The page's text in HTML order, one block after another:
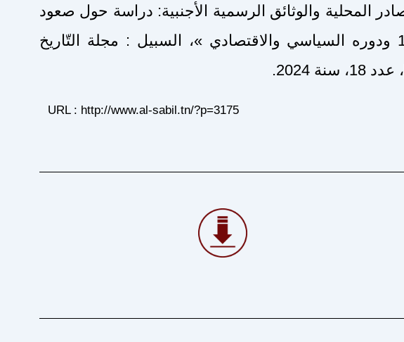
المحلية والوثائق الرسمية الأجنبية: دراسة حول صعود
على ثابت عهد يوسف داي 1610 – 1637 ودوره السياسي والاقتصادي »، السبيل : مجلة التّاريخ
2024.
URL : http://www.al-sabil.tn/?p=3175